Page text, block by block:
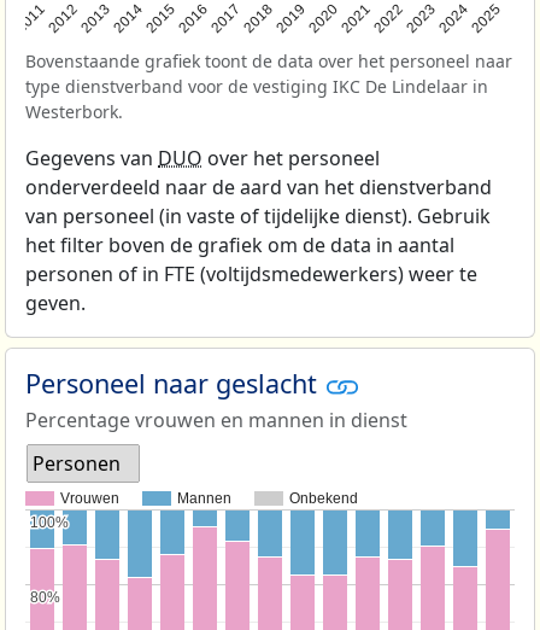
201120122013201420152016201720182019202020212022202320242025
Bovenstaande grafiek toont de data over het personeel naar
type dienstverband voor de vestiging IKC De Lindelaar in
Westerbork.
Gegevens van DUO over het personeel
onderverdeeld naar de aard van het dienstverband
van personeel (in vaste of tijdelijke dienst). Gebruik
het filter boven de grafiek om de data in aantal
personen of in FTE (voltijdsmedewerkers) weer te
geven.
Personeel naar geslacht
Percentage vrouwen en mannen in dienst
Personen
Vrouwen Mannen Onbekend
80%
80%
100%
100%